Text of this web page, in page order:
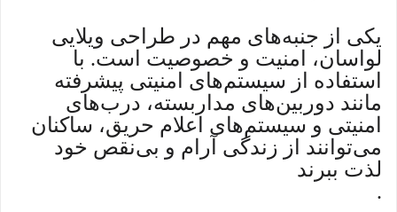
یکی از جنبه‌های مهم در طراحی ویلایی
لواسان، امنیت و خصوصیت است. با
استفاده از سیستم‌های امنیتی پیشرفته
مانند دوربین‌های مداربسته، درب‌های
امنیتی و سیستم‌های اعلام حریق، ساکنان
می‌توانند از زندگی آرام و بی‌نقص خود
لذت ببرند
.